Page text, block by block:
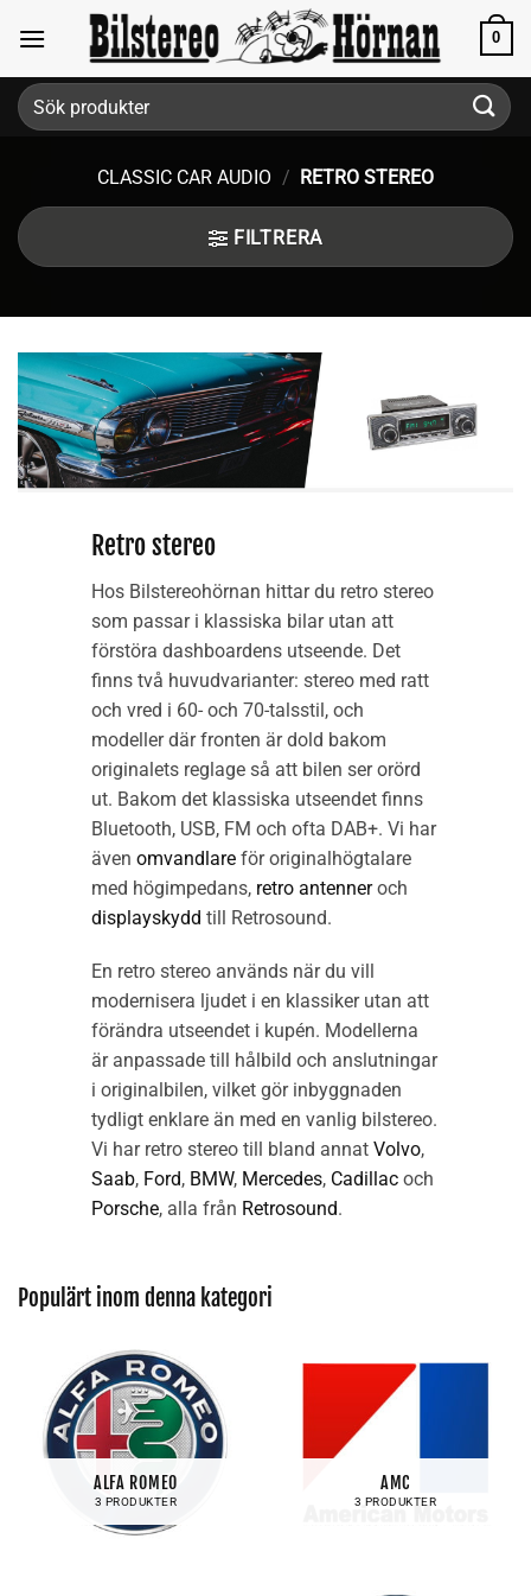
content
0
Sök
efter:
CLASSIC CAR AUDIO / RETRO STEREO
FILTRERA
Retro stereo
Hos Bilstereohörnan hittar du retro stereo
som passar i klassiska bilar utan att
förstöra dashboardens utseende. Det
finns två huvudvarianter: stereo med ratt
och vred i 60- och 70-talsstil, och
modeller där fronten är dold bakom
originalets reglage så att bilen ser orörd
ut. Bakom det klassiska utseendet finns
Bluetooth, USB, FM och ofta DAB+. Vi har
ävenomvandlare för originalhögtalare
med högimpedans, retro antenneroch
displayskydd till Retrosound.
En retro stereo används när du vill
modernisera ljudet i en klassiker utan att
förändra utseendet i kupén. Modellerna
är anpassade till hålbild och anslutningar
i originalbilen, vilket gör inbyggnaden
tydligt enklare än med en vanlig bilstereo.
Vi har retro stereo till bland annatVolvo,
Saab, Ford, BMW, Mercedes, Cadillac och
Porsche, alla från Retrosound.
Populärt inom denna kategori
ALFA ROMEO
3 PRODUKTER
AMC
3 PRODUKTER